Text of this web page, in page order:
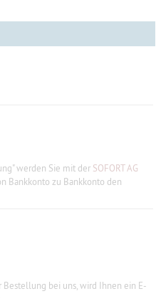
werden Sie mit der SOFORT AG
Bankkonto zu Bankkonto den
Bestellung bei uns, wird Ihnen ein E-